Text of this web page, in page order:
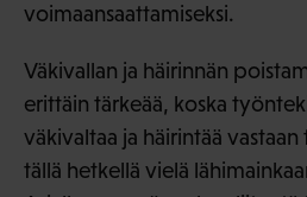
voimaansaattamiseksi.
Väkivallan ja häirinnän
erittäin tärkeää, koska
väkivaltaa ja häirintää
tällä hetkellä vielä